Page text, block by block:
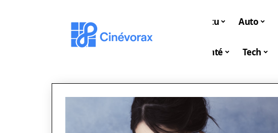
Actu Auto
Santé Tech